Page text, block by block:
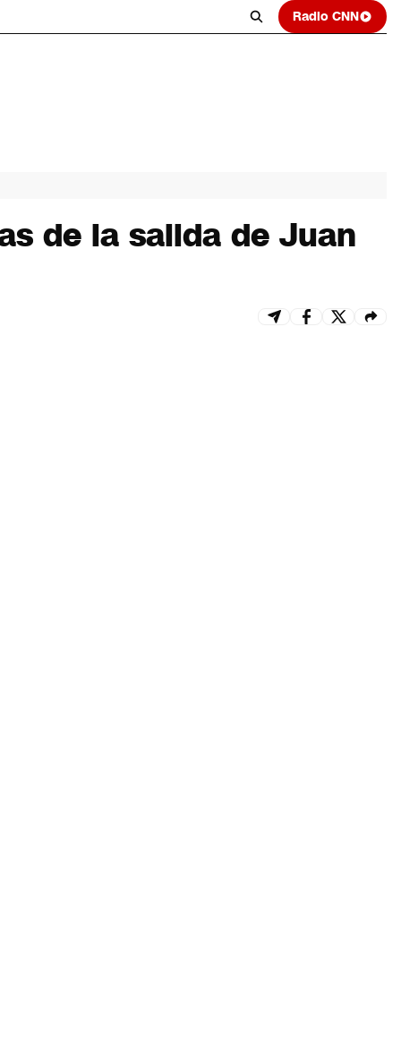
Radio CNN
de la salida de Juan